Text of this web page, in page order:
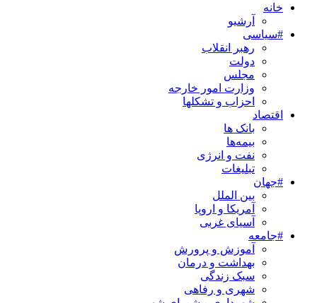
خانه
آرشیو
#سیاسی
رهبر انقلاب
دولت
مجلس
وزارت امور خارجه
احزاب و تشکلها
اقتصاد
بانک ها
بیمه‌ها
نفت و انرژی
تبلیغات
#جهان
بین الملل
آمریکا و اروپا
آسیای غربی
#جامعه
آموزش و پرورش
بهداشت و درمان
سبک زندگی
شهری و رفاهی